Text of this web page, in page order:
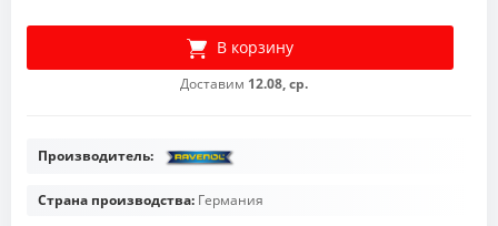
В корзину
Доставим 12.08, ср.
Производитель:
Страна производства: Германия